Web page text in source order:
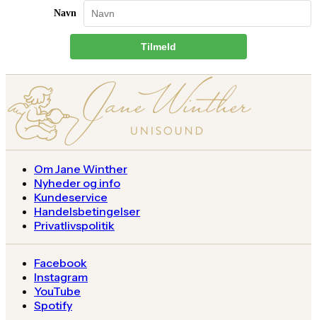
Navn
Tilmeld
Om Jane Winther
Nyheder og info
Kundeservice
Handelsbetingelser
Privatlivspolitik
Facebook
Instagram
YouTube
Spotify